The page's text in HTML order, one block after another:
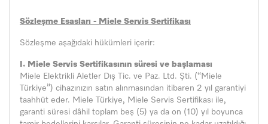
Sözleşme Esasları - Miele Servis Sertifikası
Sözleşme aşağıdaki hükümleri içerir:
I. Miele Servis Sertifikasının süresi ve başlaması
Miele Elektrikli Aletler Dış Tic. ve Paz. Ltd. Şti. (“Miele
Türkiye”) cihazınızın satın alınmasından itibaren 2 yıl garantiyi
taahhüt eder. Miele Türkiye, Miele Servis Sertifikası ile,
garanti süresi dâhil toplam beş (5) ya da on (10) yıl boyunca